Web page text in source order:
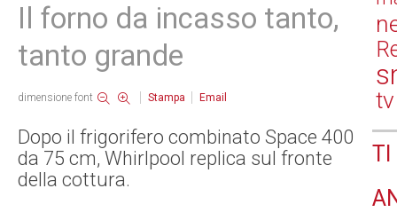
Il forno da incasso tanto,
tanto grande
dimensione font Stampa Email
Dopo il frigorifero combinato Space 400
da 75 cm, Whirlpool replica sul fronte
della cottura.
tv
TI